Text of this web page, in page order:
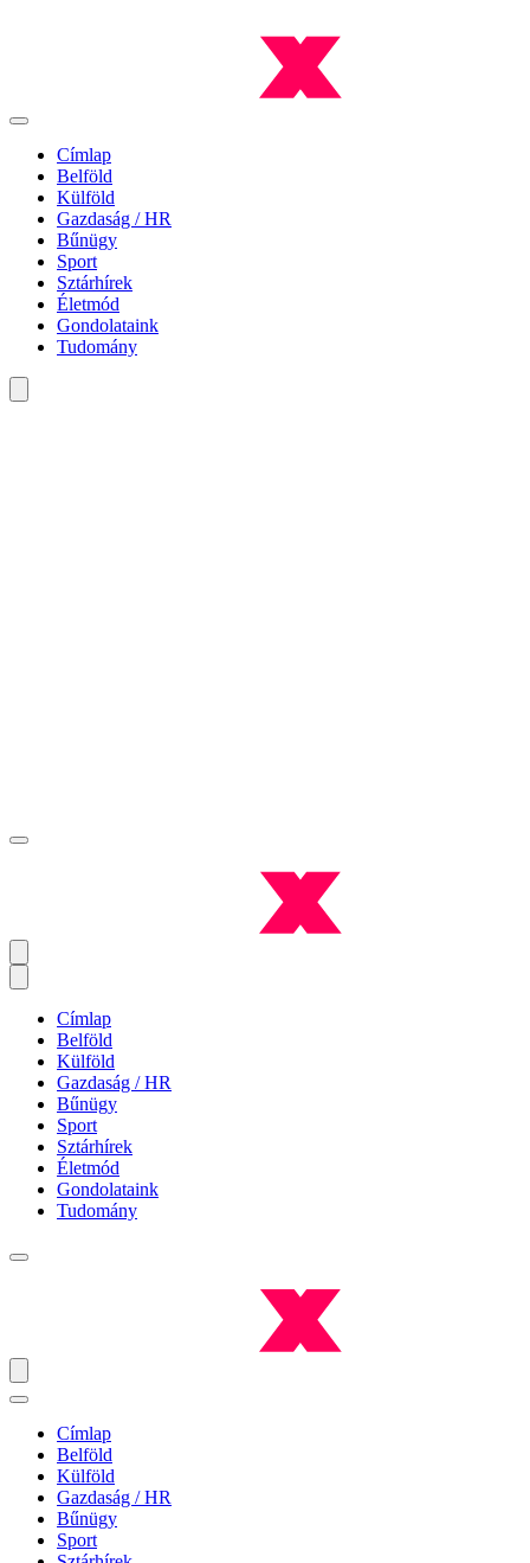
Címlap
Belföld
Külföld
Gazdaság / HR
Bűnügy
Sport
Sztárhírek
Életmód
Gondolataink
Tudomány
Címlap
Belföld
Külföld
Gazdaság / HR
Bűnügy
Sport
Sztárhírek
Életmód
Gondolataink
Tudomány
Címlap
Belföld
Külföld
Gazdaság / HR
Bűnügy
Sport